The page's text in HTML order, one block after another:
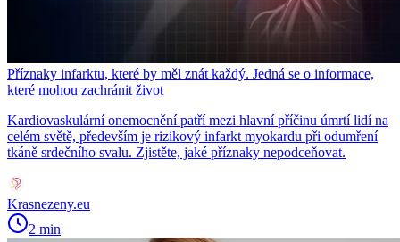
Příznaky infarktu, které by měl znát každý. Jedná se o informace,
které mohou zachránit život
Kardiovaskulární onemocnění patří mezi hlavní příčinu úmrtí lidí na
celém světě, především je rizikový infarkt myokardu při odumření
tkáně srdečního svalu. Zjistěte, jaké příznaky nepodceňovat.
Krasnezeny.eu
2 min